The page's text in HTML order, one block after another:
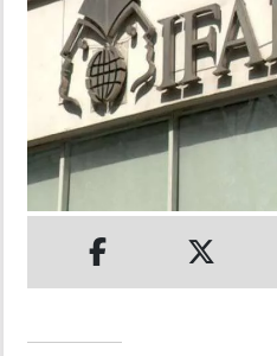
INSÓLITAS
MULTIMEDIA
IMPRESO